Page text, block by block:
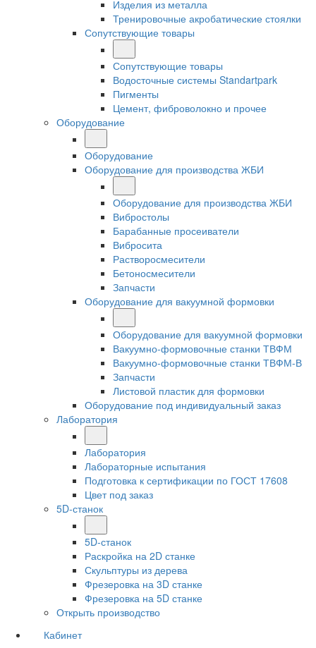
Изделия из металла
Тренировочные акробатические стоялки
Сопутствующие товары
Сопутствующие товары
Водосточные системы Standartpark
Пигменты
Цемент, фиброволокно и прочее
Оборудование
Оборудование
Оборудование для производства ЖБИ
Оборудование для производства ЖБИ
Вибростолы
Барабанные просеиватели
Вибросита
Растворосмесители
Бетоносмесители
Запчасти
Оборудование для вакуумной формовки
Оборудование для вакуумной формовки
Вакуумно-формовочные станки ТВФМ
Вакуумно-формовочные станки ТВФМ-В
Запчасти
Листовой пластик для формовки
Оборудование под индивидуальный заказ
Лаборатория
Лаборатория
Лабораторные испытания
Подготовка к сертификации по ГОСТ 17608
Цвет под заказ
5D-станок
5D-станок
Раскройка на 2D станке
Скульптуры из дерева
Фрезеровка на 3D станке
Фрезеровка на 5D станке
Открыть производство
Кабинет